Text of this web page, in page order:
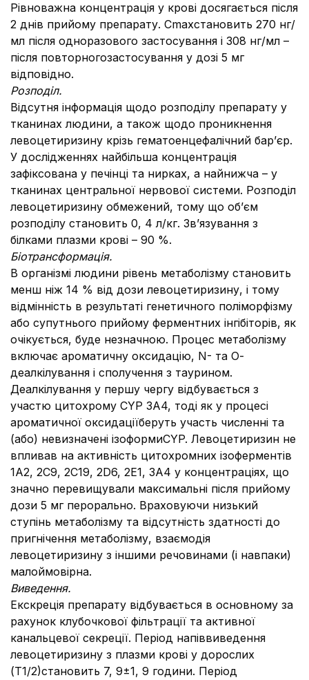
Рівноважна концентрація у крові досягається після
2 днів прийому препарату. Сmахстановить 270 нг/
мл після одноразового застосування і 308 нг/мл –
після повторногозастосування у дозі 5 мг
відповідно.
Розподіл.
Відсутня інформація щодо розподілу препарату у
тканинах людини, а також щодо проникнення
левоцетиризину крізь гематоенцефалічний бар’єр.
У дослідженнях найбільша концентрація
зафіксована у печінці та нирках, а найнижча – у
тканинах центральної нервової системи. Розподіл
левоцетиризину обмежений, тому що об’єм
розподілу становить 0, 4 л/кг. Зв’язування з
білками плазми крові – 90 %.
Біотрансформація.
В організмі людини рівень метаболізму становить
менш ніж 14 % від дози левоцетиризину, і тому
відмінність в результаті генетичного поліморфізму
або супутнього прийому ферментних інгібіторів, як
очікується, буде незначною. Процес метаболізму
включає ароматичну оксидацію, N- та О-
деалкілування і сполучення з таурином.
Деалкілування у першу чергу відбувається з
участю цитохрому CYP 3А4, тоді як у процесі
ароматичної оксидаціїберуть участь численні та
(або) невизначені ізоформиCYP. Левоцетиризин не
впливав на активність цитохромних ізоферментів
1А2, 2С9, 2С19, 2D6, 2Е1, 3А4 у концентраціях, що
значно перевищували максимальні після прийому
дози 5 мг перорально. Враховуючи низький
ступінь метаболізму та відсутність здатності до
пригнічення метаболізму, взаємодія
левоцетиризину з іншими речовинами (і навпаки)
малоймовірна.
Виведення.
Екскреція препарату відбувається в основному за
рахунок клубочкової фільтрації та активної
канальцевої секреції. Період напіввиведення
левоцетиризину з плазми крові у дорослих
(Т1/2)становить 7, 9±1, 9 години. Період